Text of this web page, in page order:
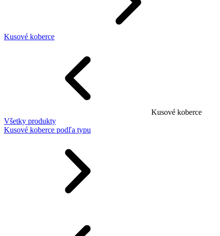
Kusové koberce
Kusové koberce
Všetky produkty
Kusové koberce podľa typu